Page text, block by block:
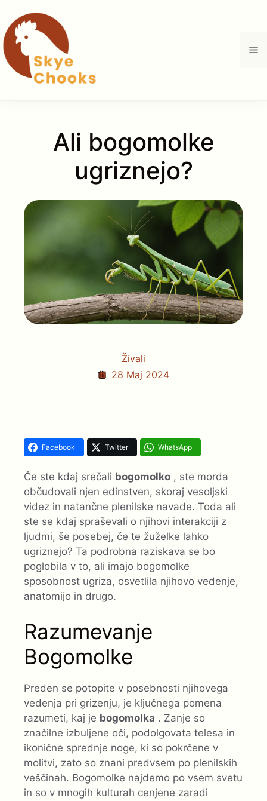
content
Ali bogomolke
ugriznejo?
Živali
28 Maj 2024
Facebook Twitter WhatsApp
Če ste kdaj srečali bogomolko , ste morda
občudovali njen edinstven, skoraj vesoljski
videz in natančne plenilske navade. Toda ali
ste se kdaj spraševali o njihovi interakciji z
ljudmi, še posebej, če te žuželke lahko
ugriznejo? Ta podrobna raziskava se bo
poglobila v to, ali imajo bogomolke
sposobnost ugriza, osvetlila njihovo vedenje,
anatomijo in drugo.
Razumevanje
Bogomolke
Preden se potopite v posebnosti njihovega
vedenja pri grizenju, je ključnega pomena
razumeti, kaj je bogomolka . Zanje so
značilne izbuljene oči, podolgovata telesa in
ikonične sprednje noge, ki so pokrčene v
molitvi, zato so znani predvsem po plenilskih
veščinah. Bogomolke najdemo po vsem svetu
in so v mnogih kulturah cenjene zaradi